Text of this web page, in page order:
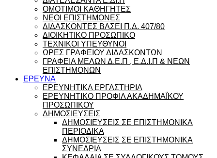
ΟΜΟΤΙΜΟΙ ΚΑΘΗΓΗΤΕΣ
ΝΕΟΙ ΕΠΙΣΤΗΜΟΝΕΣ
ΔΙΔΑΣΚΟΝΤΕΣ ΒΑΣΕΙ Π.Δ. 407/80
ΔΙΟΙΚΗΤΙΚΟ ΠΡΟΣΩΠΙΚΟ
ΤΕΧΝΙΚΟΙ ΥΠΕΥΘΥΝΟΙ
ΩΡΕΣ ΓΡΑΦΕΙΟΥ ΔΙΔΑΣΚΟΝΤΩΝ
ΓΡΑΦΕΙΑ ΜΕΛΩΝ Δ.Ε.Π , Ε.Δ.Ι.Π & ΝΕΩΝ
ΕΠΙΣΤΗΜΟΝΩΝ
ΕΡΕΥΝΑ
ΕΡΕΥΝΗΤΙΚΑ ΕΡΓΑΣΤΗΡΙΑ
ΕΡΕΥΝΗΤΙΚΟ ΠΡΟΦΙΛ ΑΚΑΔΗΜΑΪΚΟΥ
ΠΡΟΣΩΠΙΚΟΥ
ΔΗΜΟΣΙΕΥΣΕΙΣ
ΔΗΜΟΣΙΕΥΣΕΙΣ ΣΕ ΕΠΙΣΤΗΜΟΝΙΚΑ
ΠΕΡΙΟΔΙΚΑ
ΔΗΜΟΣΙΕΥΣΕΙΣ ΣΕ ΕΠΙΣΤΗΜΟΝΙΚΑ
ΣΥΝΕΔΡΙΑ